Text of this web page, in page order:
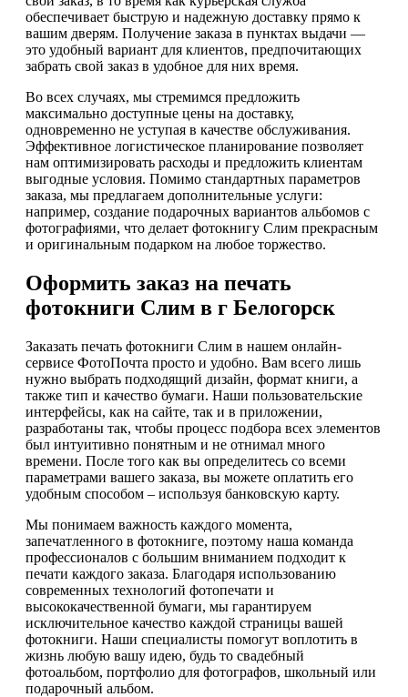
обеспечивает быструю и надежную доставку прямо к
вашим дверям. Получение заказа в пунктах выдачи —
это удобный вариант для клиентов, предпочитающих
забрать свой заказ в удобное для них время.
Во всех случаях, мы стремимся предложить
максимально доступные цены на доставку,
одновременно не уступая в качестве обслуживания.
Эффективное логистическое планирование позволяет
нам оптимизировать расходы и предложить клиентам
выгодные условия. Помимо стандартных параметров
заказа, мы предлагаем дополнительные услуги:
например, создание подарочных вариантов альбомов с
фотографиями, что делает фотокнигу Слим прекрасным
и оригинальным подарком на любое торжество.
Оформить заказ на печать
фотокниги Слим в г Белогорск
Заказать печать фотокниги Слим в нашем онлайн-
сервисе ФотоПочта просто и удобно. Вам всего лишь
нужно выбрать подходящий дизайн, формат книги, а
также тип и качество бумаги. Наши пользовательские
интерфейсы, как на сайте, так и в приложении,
разработаны так, чтобы процесс подбора всех элементов
был интуитивно понятным и не отнимал много
времени. После того как вы определитесь со всеми
параметрами вашего заказа, вы можете оплатить его
удобным способом – используя банковскую карту.
Мы понимаем важность каждого момента,
запечатленного в фотокниге, поэтому наша команда
профессионалов с большим вниманием подходит к
печати каждого заказа. Благодаря использованию
современных технологий фотопечати и
высококачественной бумаги, мы гарантируем
исключительное качество каждой страницы вашей
фотокниги. Наши специалисты помогут воплотить в
жизнь любую вашу идею, будь то свадебный
фотоальбом, портфолио для фотографов, школьный или
подарочный альбом.